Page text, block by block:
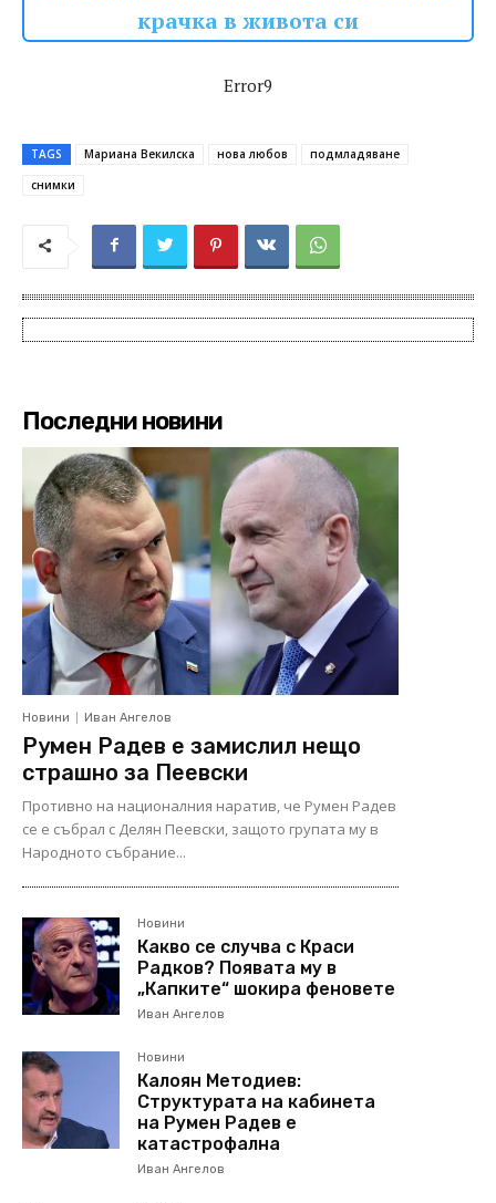
крачка в живота си
Error9
TAGS Мариана Векилска нова любов
подмладяване
снимки
Последни новини
Новини Иван Ангелов
Румен Радев е замислил нещо
страшно за Пеевски
Противно на националния наратив, че Румен Радев
се е събрал с Делян Пеевски, защото групата му в
Народното събрание...
Новини
Какво се случва с Краси
Радков? Появата му в
„Капките“ шокира феновете
Иван Ангелов
Новини
Калоян Методиев:
Структурата на кабинета
на Румен Радев е
катастрофална
Иван Ангелов